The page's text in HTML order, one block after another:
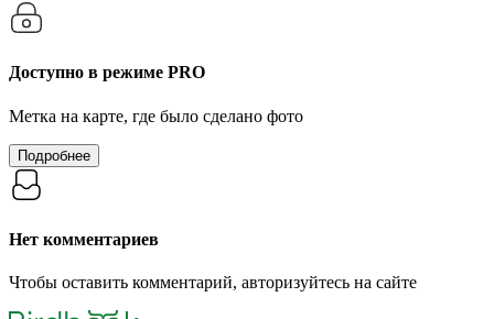
Доступно в режиме PRO
Метка на карте, где было сделано фото
Подробнее
Нет комментариев
Чтобы оставить комментарий, авторизуйтесь на сайте